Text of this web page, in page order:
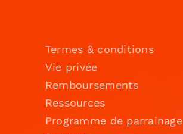
Termes & conditions
Vie privée
Remboursements
Ressources
Programme de parrainage